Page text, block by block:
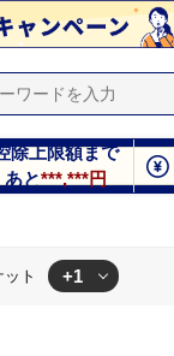
除上限額まで
あと***,***円
ト +1